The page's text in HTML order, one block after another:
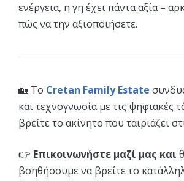
ενέργεια, η γη έχει πάντα αξία –
πώς να την αξιοποιήσετε.
🏡 Το Cretan Family Estate
και τεχνογνωσία με τις ψηφιακές
βρείτε το ακίνητο που ταιριάζει
👉 Επικοινωνήστε μαζί μας και
βοηθήσουμε να βρείτε το